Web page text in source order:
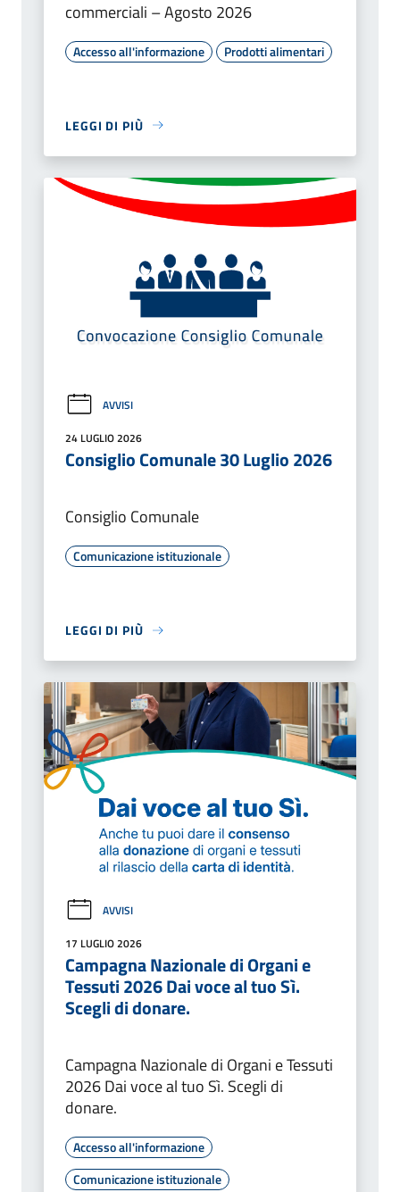
commerciali – Agosto 2026
Accesso all'informazione Prodotti alimentari
LEGGI DI PIÙ
AVVISI
24 LUGLIO 2026
Consiglio Comunale 30 Luglio 2026
Consiglio Comunale
Comunicazione istituzionale
LEGGI DI PIÙ
AVVISI
17 LUGLIO 2026
Campagna Nazionale di Organi e
Tessuti 2026 Dai voce al tuo Sì.
Scegli di donare.
Campagna Nazionale di Organi e Tessuti
2026 Dai voce al tuo Sì. Scegli di
donare.
Accesso all'informazione
Comunicazione istituzionale